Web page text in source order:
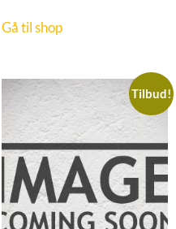
Gå til shop
Tilbud!